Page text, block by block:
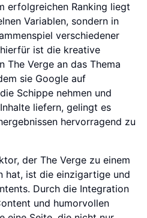
erfolgreichen Ranking liegt
Variablen, sondern in
verschiedener
ist die kreative
The Verge an das Thema
sie Google auf
Schippe nehmen und
liefern, gelingt es
hervorragend zu
der The Verge zu einem
hat, ist die einzigartige und
Durch die Integration
und humorvollen